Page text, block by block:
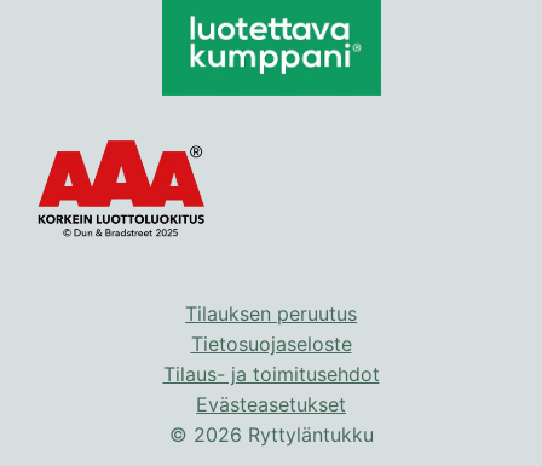
sivulla.
Tilauksen peruutus
Tietosuojaseloste
Tilaus- ja toimitusehdot
Evästeasetukset
© 2026 Ryttyläntukku